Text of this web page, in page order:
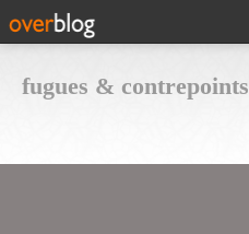
fugues & contrepoints